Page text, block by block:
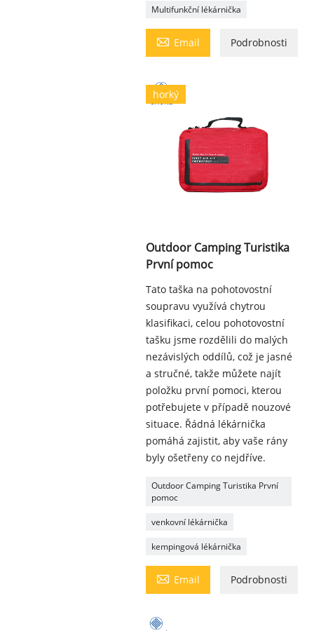
Multifunkční lékárnička
 Email Podrobnosti
horký
Outdoor Camping Turistika
První pomoc
Tato taška na pohotovostní
soupravu využívá chytrou
klasifikaci, celou pohotovostní
tašku jsme rozdělili do malých
nezávislých oddílů, což je jasné
a stručné, takže můžete najít
položku první pomoci, kterou
potřebujete v případě nouzové
situace. Řádná lékárnička
pomáhá zajistit, aby vaše rány
byly ošetřeny co nejdříve.
Outdoor Camping Turistika První
pomoc
venkovní lékárnička
kempingová lékárnička
 Email Podrobnosti